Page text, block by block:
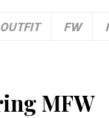
OUTFIT FW
MFW